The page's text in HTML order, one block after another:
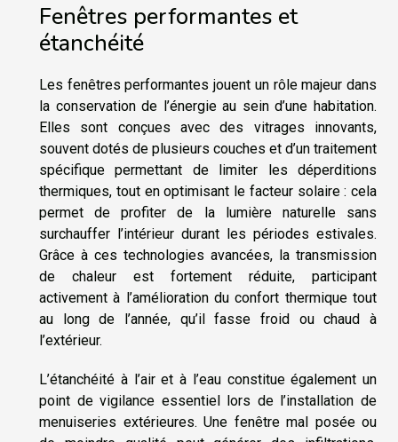
Fenêtres performantes et
étanchéité
Les fenêtres performantes jouent un rôle majeur dans
la conservation de l’énergie au sein d’une habitation.
Elles sont conçues avec des vitrages innovants,
souvent dotés de plusieurs couches et d’un traitement
spécifique permettant de limiter les déperditions
thermiques, tout en optimisant le facteur solaire : cela
permet de profiter de la lumière naturelle sans
surchauffer l’intérieur durant les périodes estivales.
Grâce à ces technologies avancées, la transmission
de chaleur est fortement réduite, participant
activement à l’amélioration du confort thermique tout
au long de l’année, qu’il fasse froid ou chaud à
l’extérieur.
L’étanchéité à l’air et à l’eau constitue également un
point de vigilance essentiel lors de l’installation de
menuiseries extérieures. Une fenêtre mal posée ou